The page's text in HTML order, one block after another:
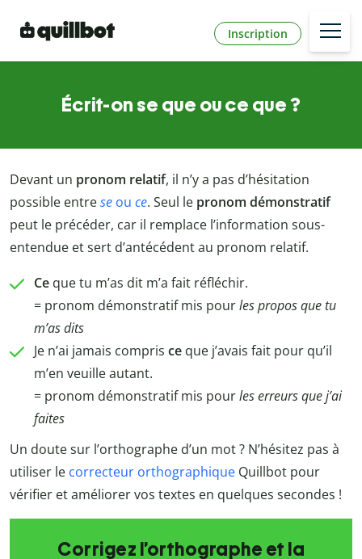
Inscription
Écrit-on se que ou ce que ?
Devant un pronom relatif, il n’y a pas d’hésitation
possible entrese ou ce. Seul le pronom démonstratif
peut le précéder, car il remplace l’information sous-
entendue et sert d’antécédent au pronom relatif.
Ce que tu m’as dit m’a fait réfléchir.
= pronom démonstratif mis pourles propos que tu
m’as dits
Je n’ai jamais compris ce que j’avais fait pour qu’il
m’en veuille autant.
= pronom démonstratif mis pourles erreurs que j’ai
faites
Un doute sur l’orthographe d’un mot ? N’hésitez pas à
utiliser le correcteur orthographique Quillbot pour
vérifier et améliorer vos textes en quelques secondes !
Corrigez l’orthographe et la